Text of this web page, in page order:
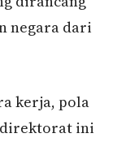
negara dari
kerja, pola
ini